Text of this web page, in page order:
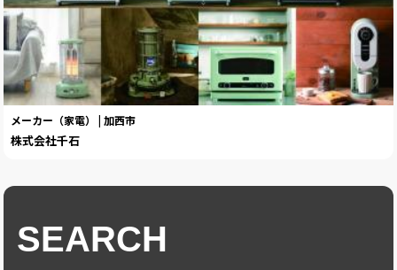
メーカー（家電） | 加西市
株式会社千石
SEARCH